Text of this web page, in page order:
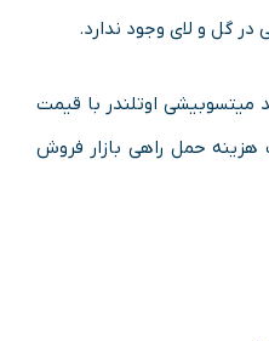
میتسوبیشی اوتلندر با قیمت
احتساب هزینه حمل راهی بازار فروش